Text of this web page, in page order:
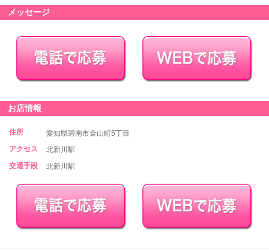
メッセージ
お店情報
住所
愛知県碧南市金山町5丁目
アクセス
北新川駅
交通手段
北新川駅